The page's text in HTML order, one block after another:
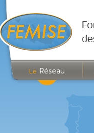
Le Réseau